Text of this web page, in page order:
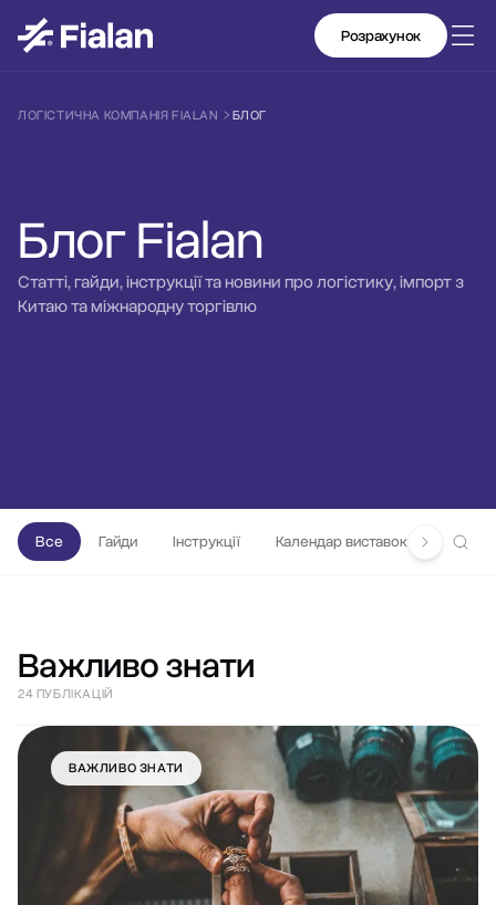
Розрахунок
ЛОГІСТИЧНА КОМПАНІЯ FIALAN БЛОГ
Блог Fialan
Статті, гайди, інструкції та новини про логістику, імпорт з
Китаю та міжнародну торгівлю
Все Гайди Інструкції Календар виставок
Важливо знати
24 ПУБЛІКАЦІЙ
ВАЖЛИВО ЗНАТИ